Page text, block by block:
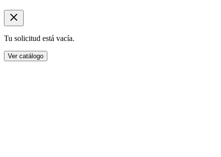
Tu solicitud está vacía.
Ver catálogo